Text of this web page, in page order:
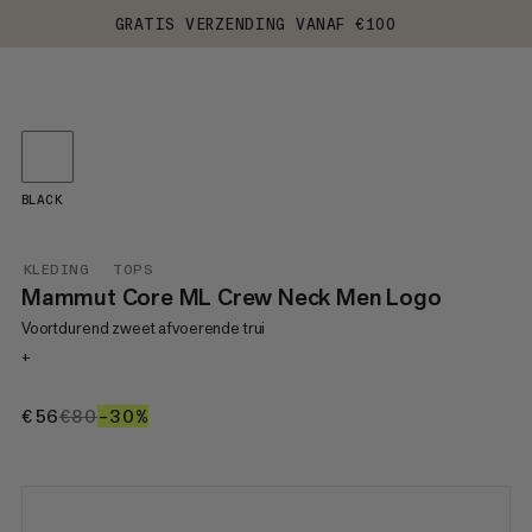
GRATIS VERZENDING VANAF €100
KLEDING TOPS
Mammut Core ML Crew Neck Men Logo
Voortdurend zweet afvoerende trui
+
€56€56
€80€80
–30%
BLACK